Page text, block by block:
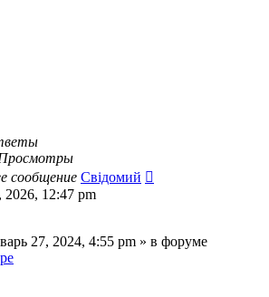
сообщение Свідомий
2026, 12:47 pm
27, 2024, 4:55 pm » в форуме